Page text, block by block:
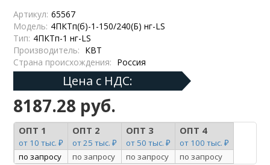
Артикул: 65567
Модель: 4ПКТп(б)-1-150/240(Б) нг-LS
Тип: 4ПКТп-1 нг-LS
Производитель: КВТ
Страна происхождения: Россия
Цена с НДС:
8187.28 руб.
ОПТ 1
от 10 тыс. ₽
ОПТ 2
от 25 тыс. ₽
ОПТ 3
от 50 тыс. ₽
ОПТ 4
от 100 тыс. ₽
по запросу
по запросу по запросу по запросу